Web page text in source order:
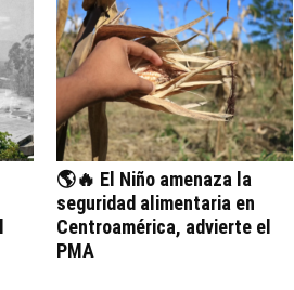
🌎🔥 El Niño amenaza la
seguridad alimentaria en
Centroamérica, advierte el
PMA